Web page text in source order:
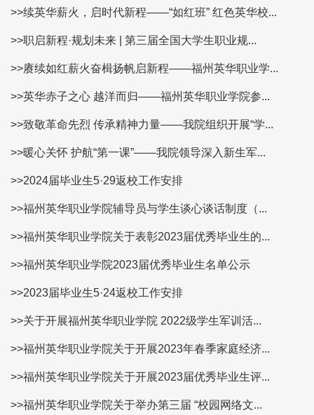
>>续英华薪火，启时代新程——“如红班” 红色英华校...
>>职启新程·规划未来 | 第三届全国大学生职业规...
>>赓续如红薪火奋楫扬帆启新程——福州英华职业学...
>>英华赤子之心 越洋而归——福州英华职业学院参...
>>致敬革命先烈 传承精神力量——我院组织开展“学...
>>暖心关怀 护航“第一课”——我院领导深入新生军...
>>2024届毕业生5·29返校工作安排
>>福州英华职业学院辅导员与学生谈心谈话制度（...
>>福州英华职业学院关于表彰2023届优秀毕业生的...
>>福州英华职业学院2023届优秀毕业生名单公示
>>2023届毕业生5·24返校工作安排
>>关于开展福州英华职业学院 2022级学生军训活...
>>福州英华职业学院关于开展2023年春季家庭经济...
>>福州英华职业学院关于开展2023届优秀毕业生评...
>>福州英华职业学院关于举办第三届 “校园网络文...